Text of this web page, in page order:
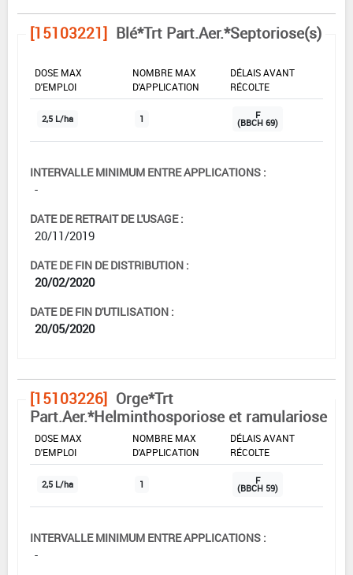
[15103221] Blé*Trt Part.Aer.*Septoriose(s)
DOSE MAX
D'EMPLOI
NOMBRE MAX
D'APPLICATION
DÉLAIS AVANT
RÉCOLTE
2,5 L/ha 1 F
(BBCH 69)
INTERVALLE MINIMUM ENTRE APPLICATIONS :
-
DATE DE RETRAIT DE L'USAGE :
20/11/2019
DATE DE FIN DE DISTRIBUTION :
20/02/2020
DATE DE FIN D'UTILISATION :
20/05/2020
[15103226] Orge*Trt
Part.Aer.*Helminthosporiose et ramulariose
DOSE MAX
D'EMPLOI
NOMBRE MAX
D'APPLICATION
DÉLAIS AVANT
RÉCOLTE
2,5 L/ha 1 F
(BBCH 59)
INTERVALLE MINIMUM ENTRE APPLICATIONS :
-